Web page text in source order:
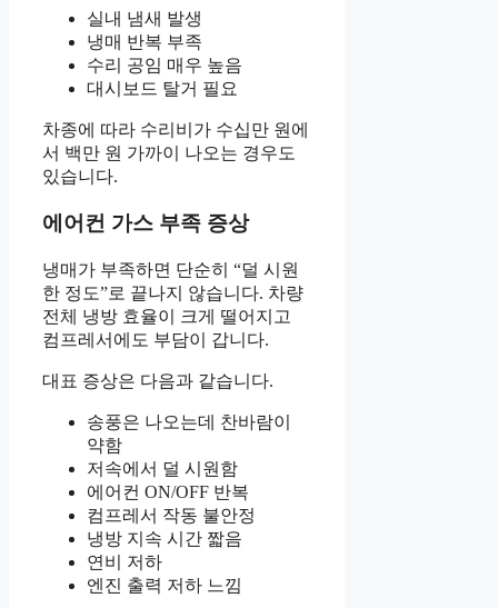
실내 냄새 발생
냉매 반복 부족
수리 공임 매우 높음
대시보드 탈거 필요
차종에 따라 수리비가 수십만 원에
서 백만 원 가까이 나오는 경우도
있습니다.
에어컨 가스 부족 증상
냉매가 부족하면 단순히 “덜 시원
한 정도”로 끝나지 않습니다. 차량
전체 냉방 효율이 크게 떨어지고
컴프레서에도 부담이 갑니다.
대표 증상은 다음과 같습니다.
송풍은 나오는데 찬바람이
약함
저속에서 덜 시원함
에어컨 ON/OFF 반복
컴프레서 작동 불안정
냉방 지속 시간 짧음
연비 저하
엔진 출력 저하 느낌